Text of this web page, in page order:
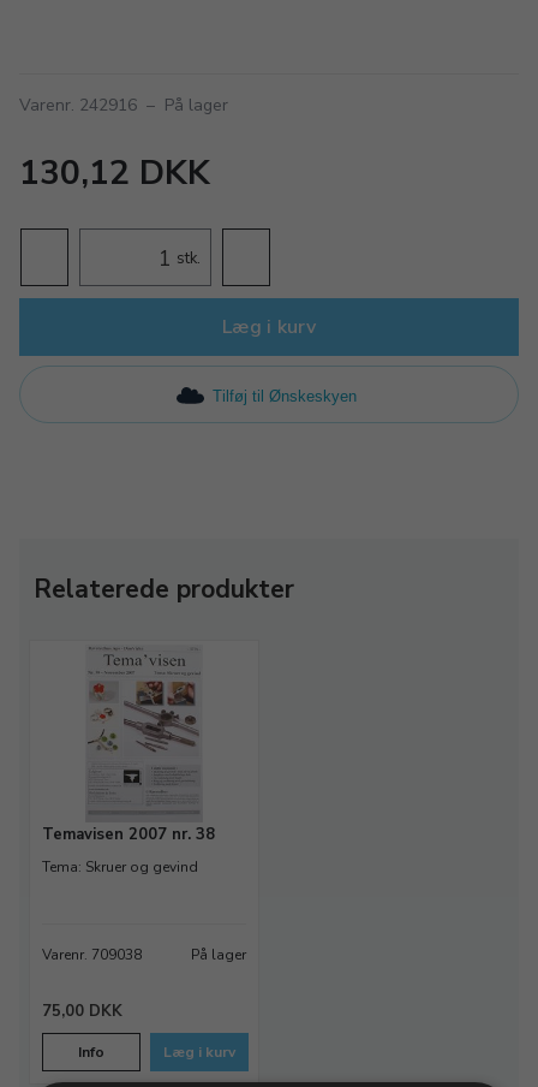
Varenr. 242916 – På lager
130,12 DKK
stk.
Læg i kurv
Tilføj til Ønskeskyen
Relaterede produkter
Temavisen 2007 nr. 38
Tema: Skruer og gevind
Varenr. 709038 På lager
75,00 DKK
Info Læg i kurv